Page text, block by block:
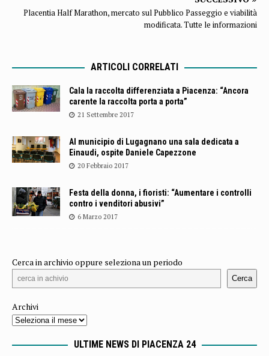
Placentia Half Marathon, mercato sul Pubblico Passeggio e viabilità
modificata. Tutte le informazioni
ARTICOLI CORRELATI
Cala la raccolta differenziata a Piacenza: “Ancora
carente la raccolta porta a porta”
21 Settembre 2017
Al municipio di Lugagnano una sala dedicata a
Einaudi, ospite Daniele Capezzone
20 Febbraio 2017
Festa della donna, i fioristi: “Aumentare i controlli
contro i venditori abusivi”
6 Marzo 2017
Cerca in archivio oppure seleziona un periodo
Cerca
Archivi
ULTIME NEWS DI PIACENZA 24